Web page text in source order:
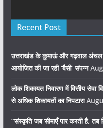
Recent Post
उत्तराखंड के कुमाऊं और गढ़वाल अंचल
आयोजित की जा रही ‘बैसी’ संपन्न
लोक शिकायत निवारण में वित्तीय सेवा
से अधिक शिकायतों का निपटारा
“संस्कृति जब सीमाएँ पार करती है, तब